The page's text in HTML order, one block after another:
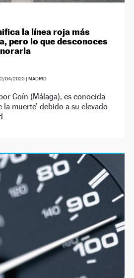
la línea roja más
pero lo que desconoces
04/2025| MADRID
Coín (Málaga), es conocida
la muerte’ debido a su elevado